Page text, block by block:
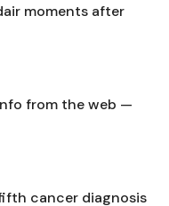
moments after
from the web —
cancer diagnosis